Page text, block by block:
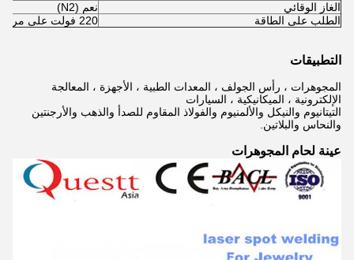
الغاز الوقائي
نعم (N2)
الطلب على الطاقة
220 فولت على مرحلة واحدة / 50 هرتز / 20 أمبير
التطبيقات
المجوهرات ، رأس الجولف ، المعدات الطبية ، الأجهزة ، المعالجة
الإلكترونية ، الميكانيكية ، السيارات
التيتانيوم والنيكل والألمنيوم والفولاذ المقاوم للصدأ والذهب والأرجنتين
والنحاس والبلاتين.
عينة لحام المجوهرات